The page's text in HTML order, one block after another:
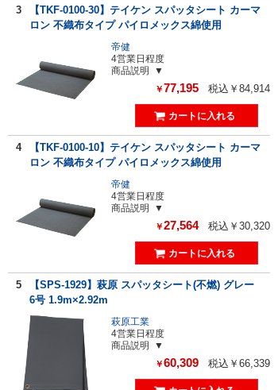
3
【TKF-0100-30】テイケン スパッタシート カーマ
ロン 不織布タイプ パイロメックス綿使用
帝健
4営業日程度
商品説明
￥77,195 税込￥84,914
4
【TKF-0100-10】テイケン スパッタシート カーマ
ロン 不織布タイプ パイロメックス綿使用
帝健
4営業日程度
商品説明
￥27,564 税込￥30,320
5
【SPS-1929】萩原 スパッタシート(不燃) グレー
6号 1.9m×2.92m
萩原工業
4営業日程度
商品説明
￥60,309 税込￥66,339